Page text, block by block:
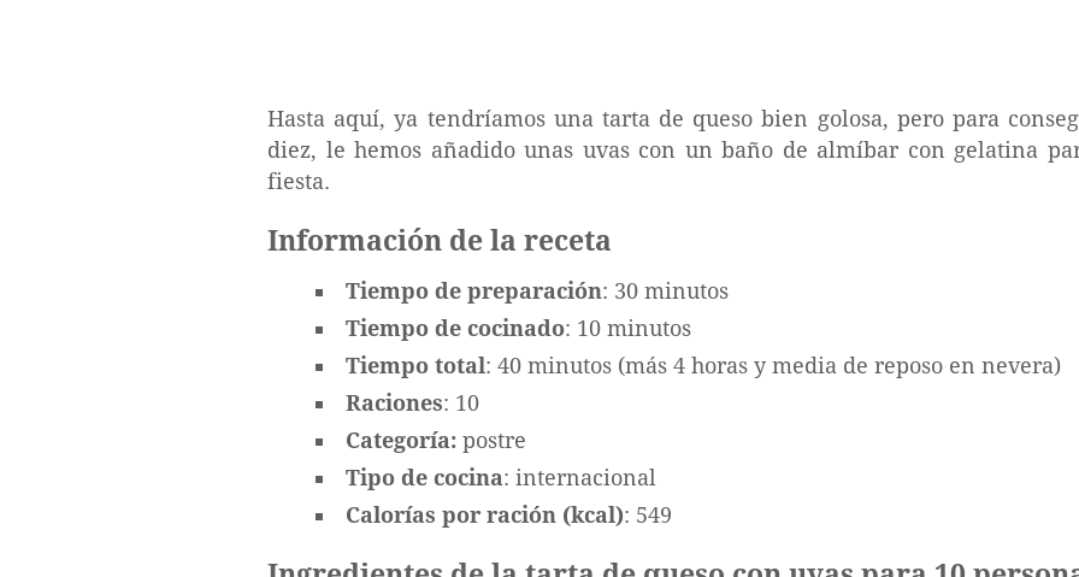
Hasta aquí, ya tendríamos una tarta de queso bien golosa, pero para
diez, le hemos añadido unas uvas con un baño de almíbar con gelatina
fiesta.
Información de la receta
Tiempo de preparación: 30 minutos
Tiempo de cocinado: 10 minutos
Tiempo total: 40 minutos (más 4 horas y media de reposo en nevera)
Raciones: 10
Categoría: postre
Tipo de cocina: internacional
Calorías por ración (kcal): 549